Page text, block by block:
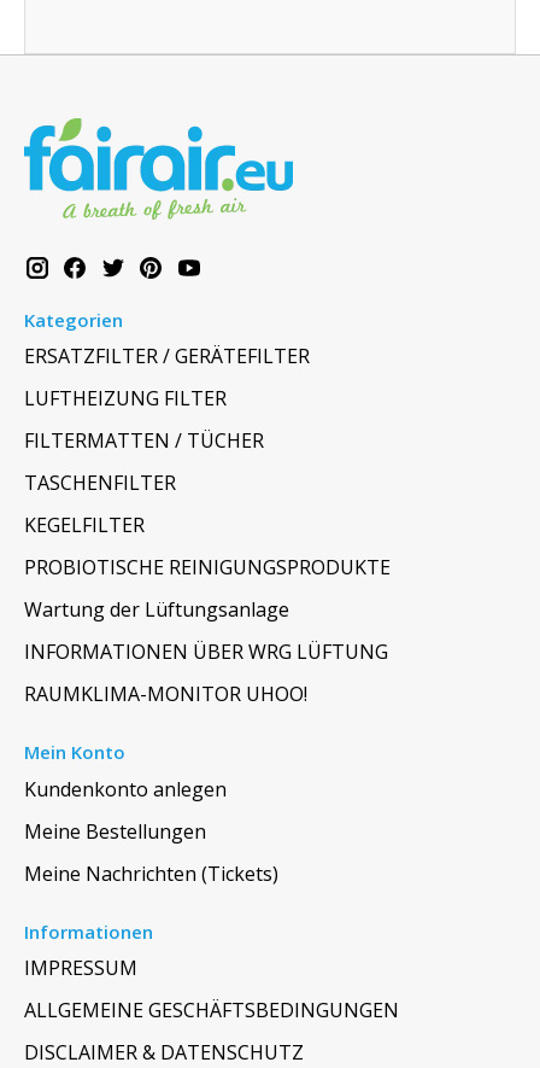
Kategorien
ERSATZFILTER / GERÄTEFILTER
LUFTHEIZUNG FILTER
FILTERMATTEN / TÜCHER
TASCHENFILTER
KEGELFILTER
PROBIOTISCHE REINIGUNGSPRODUKTE
Wartung der Lüftungsanlage
INFORMATIONEN ÜBER WRG LÜFTUNG
RAUMKLIMA-MONITOR UHOO!
Mein Konto
Kundenkonto anlegen
Meine Bestellungen
Meine Nachrichten (Tickets)
Informationen
IMPRESSUM
ALLGEMEINE GESCHÄFTSBEDINGUNGEN
DISCLAIMER & DATENSCHUTZ